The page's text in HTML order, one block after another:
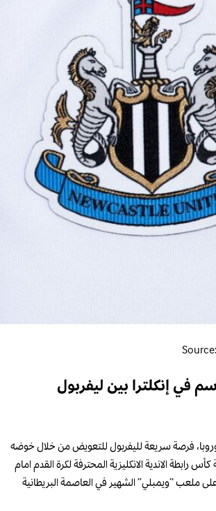
في إنكلترا بين ليفربول
فرصة سريعة لليفربول للتعويض من خلال خوضه
كأس رابطة الاندية الانكليزية المحترفة لكرة القدم امام
على ملعب “ويمبلي” الشهير في العاصمة البريطانية